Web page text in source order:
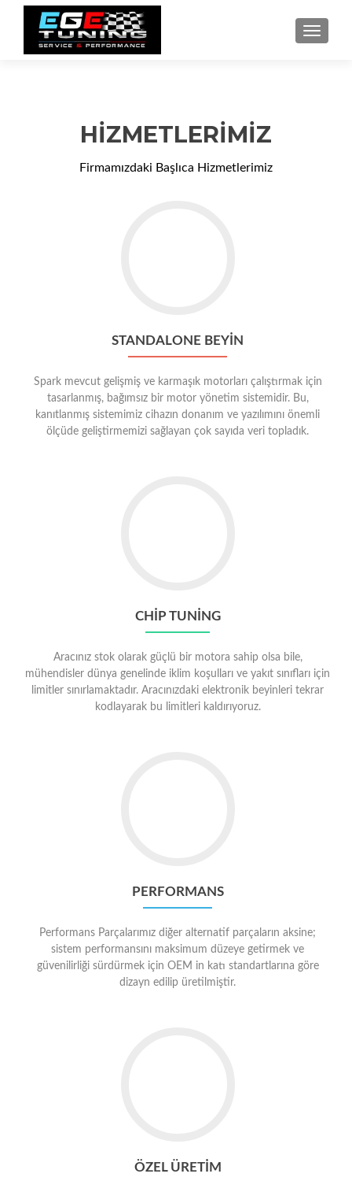
HIZMETLERIMIZ
Firmamızdaki Başlıca Hizmetlerimiz
STANDALONE BEYIN
Spark mevcut gelişmiş ve karmaşık motorları çalıştırmak için
tasarlanmış, bağımsız bir motor yönetim sistemidir. Bu,
kanıtlanmış sistemimiz cihazın donanım ve yazılımını önemli
ölçüde geliştirmemizi sağlayan çok sayıda veri topladık.
CHIP TUNING
Aracınız stok olarak güçlü bir motora sahip olsa bile,
mühendisler dünya genelinde iklim koşulları ve yakıt sınıfları için
limitler sınırlamaktadır. Aracınızdaki elektronik beyinleri tekrar
kodlayarak bu limitleri kaldırıyoruz.
PERFORMANS
Performans Parçalarımız diğer alternatif parçaların aksine;
sistem performansını maksimum düzeye getirmek ve
güvenilirliği sürdürmek için OEM in katı standartlarına göre
dizayn edilip üretilmiştir.
ÖZEL ÜRETIM